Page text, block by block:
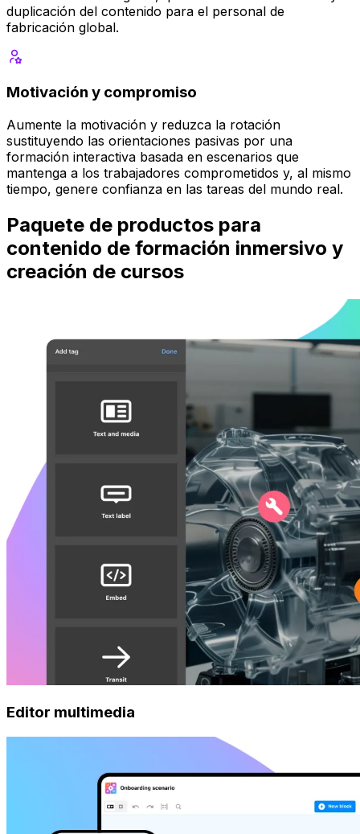
duplicación del contenido para el personal de
fabricación global.
Motivación y compromiso
Aumente la motivación y reduzca la rotación
sustituyendo las orientaciones pasivas por una
formación interactiva basada en escenarios que
mantenga a los trabajadores comprometidos y, al mismo
tiempo, genere confianza en las tareas del mundo real.
Paquete de productos para
contenido de formación inmersivo y
creación de cursos
Editor multimedia